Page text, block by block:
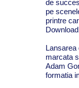
de
pe
printre
Lansarea
marcata
Adam
formatia